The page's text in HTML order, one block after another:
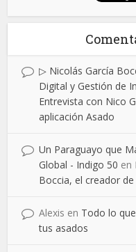
▷ Nicolás García
Digital y Gestión de
Entrevista con Nico
aplicación Asado
Un Paraguayo que
Global - Indigo 50 en
Boccia, el creador
Alexis en Todo lo
tus asados